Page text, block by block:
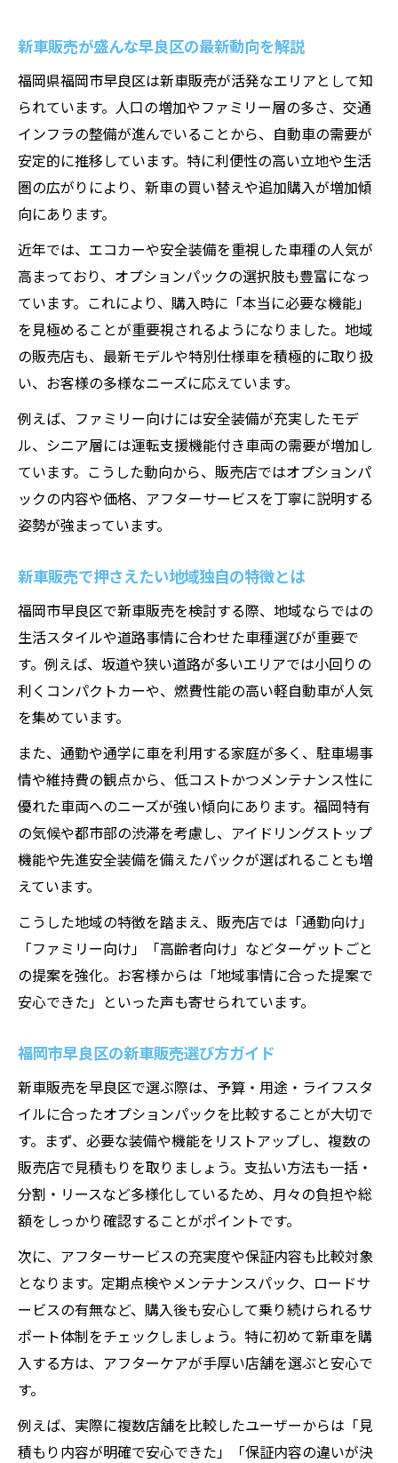
新車販売が盛んな早良区の最新動向を解説
福岡県福岡市早良区は新車販売が活発なエリアとして知
られています。人口の増加やファミリー層の多さ、交通
インフラの整備が進んでいることから、自動車の需要が
安定的に推移しています。特に利便性の高い立地や生活
圏の広がりにより、新車の買い替えや追加購入が増加傾
向にあります。
近年では、エコカーや安全装備を重視した車種の人気が
高まっており、オプションパックの選択肢も豊富になっ
ています。これにより、購入時に「本当に必要な機能」
を見極めることが重要視されるようになりました。地域
の販売店も、最新モデルや特別仕様車を積極的に取り扱
い、お客様の多様なニーズに応えています。
例えば、ファミリー向けには安全装備が充実したモデ
ル、シニア層には運転支援機能付き車両の需要が増加し
ています。こうした動向から、販売店ではオプションパ
ックの内容や価格、アフターサービスを丁寧に説明する
姿勢が強まっています。
新車販売で押さえたい地域独自の特徴とは
福岡市早良区で新車販売を検討する際、地域ならではの
生活スタイルや道路事情に合わせた車種選びが重要で
す。例えば、坂道や狭い道路が多いエリアでは小回りの
利くコンパクトカーや、燃費性能の高い軽自動車が人気
を集めています。
また、通勤や通学に車を利用する家庭が多く、駐車場事
情や維持費の観点から、低コストかつメンテナンス性に
優れた車両へのニーズが強い傾向にあります。福岡特有
の気候や都市部の渋滞を考慮し、アイドリングストップ
機能や先進安全装備を備えたパックが選ばれることも増
えています。
こうした地域の特徴を踏まえ、販売店では「通勤向け」
「ファミリー向け」「高齢者向け」などターゲットごと
の提案を強化。お客様からは「地域事情に合った提案で
安心できた」といった声も寄せられています。
福岡市早良区の新車販売選び方ガイド
新車販売を早良区で選ぶ際は、予算・用途・ライフスタ
イルに合ったオプションパックを比較することが大切で
す。まず、必要な装備や機能をリストアップし、複数の
販売店で見積もりを取りましょう。支払い方法も一括・
分割・リースなど多様化しているため、月々の負担や総
額をしっかり確認することがポイントです。
次に、アフターサービスの充実度や保証内容も比較対象
となります。定期点検やメンテナンスパック、ロードサ
ービスの有無など、購入後も安心して乗り続けられるサ
ポート体制をチェックしましょう。特に初めて新車を購
入する方は、アフターケアが手厚い店舗を選ぶと安心で
す。
例えば、実際に複数店舗を比較したユーザーからは「見
積もり内容が明確で安心できた」「保証内容の違いが決